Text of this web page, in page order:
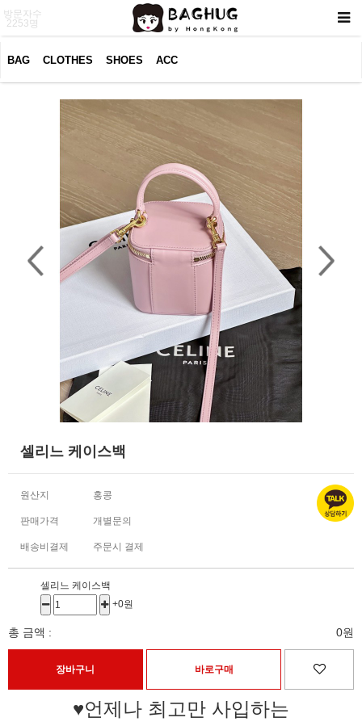
방문자수
2253명
BAG CLOTHES SHOES ACC
셀리느 케이스백
원산지 홍콩
판매가격 개별문의
배송비결제 주문시 결제
셀리느 케이스백
+0원
총 금액 : 0원
♥언제나 최고만 사입하는